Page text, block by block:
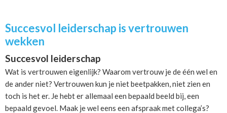
Succesvol leiderschap is vertrouwen
wekken
Succesvol leiderschap
Wat is vertrouwen eigenlijk? Waarom vertrouw je de één wel en
de ander niet? Vertrouwen kun je niet beetpakken, niet zien en
toch is het er. Je hebt er allemaal een bepaald beeld bij, een
bepaald gevoel. Maak je wel eens een afspraak met collega’s?